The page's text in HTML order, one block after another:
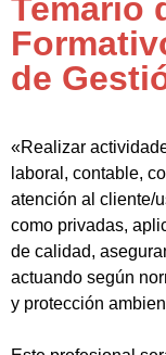
Temario
de
«Realizar
laboral, contable,
atención al cliente/
como privadas,
de calidad,
actuando según
y protección